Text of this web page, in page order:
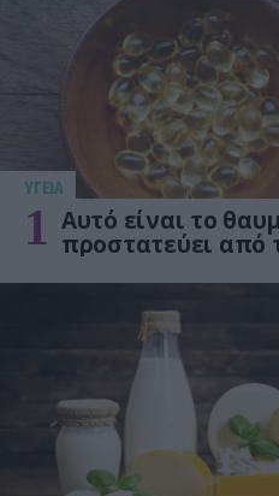
ΥΓΕΙΑ
1 Αυτό είναι το
προστατεύει από